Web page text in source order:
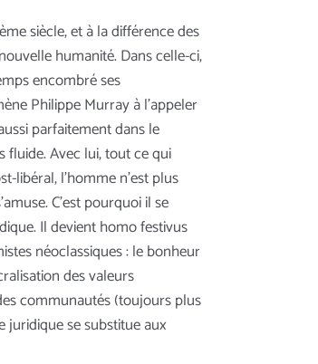
siècle, et à la différence des
humanité. Dans celle-ci,
encombré ses
Philippe Murray à l’appeler
parfaitement dans le
fluide. Avec lui, tout ce qui
libéral, l’homme n’est plus
C’est pourquoi il se
Il devient homo festivus
néoclassiques : le bonheur
des valeurs
communautés (toujours plus
juridique se substitue aux